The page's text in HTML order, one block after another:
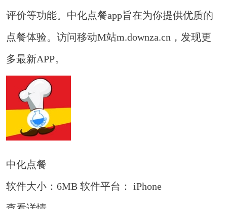
评价等功能。中化点餐app旨在为你提供优质的
点餐体验。访问移动M站m.downza.cn，发现更
多最新APP。
中化点餐
软件大小：6MB 软件平台： iPhone